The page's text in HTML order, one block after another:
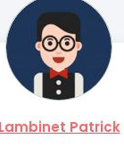
Lambinet Patrick